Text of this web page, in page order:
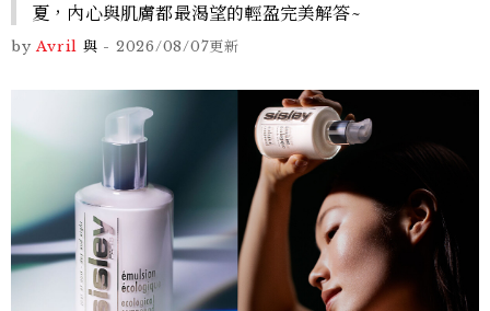
夏，內心與肌膚都最渴望的輕盈完美解答~
by Avril 與 - 2026/08/07更新